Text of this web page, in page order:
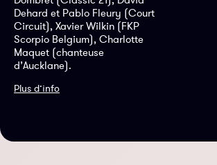
Dehard et Pablo Fleury (Court
Circuit), Xavier Wilkin (FKP
Scorpio Belgium), Charlotte
Maquet (chanteuse
d’Aucklane).
Plus d’info